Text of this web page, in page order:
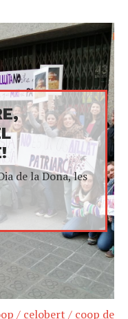
de la Dona, les
/ celobert / coop de